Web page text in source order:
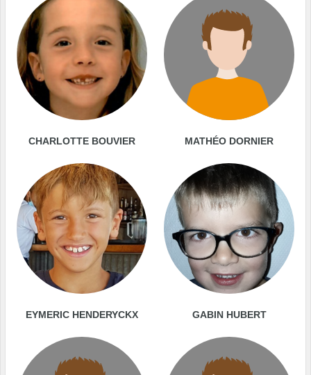
CHARLOTTE BOUVIER MATHÉO DORNIER
EYMERIC HENDERYCKX GABIN HUBERT